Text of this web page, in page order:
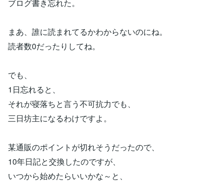
ブログ書き忘れた。
まあ、誰に読まれてるかわからないのにね。
読者数0だったりしてね。
でも、
1日忘れると、
それが寝落ちと言う不可抗力でも、
三日坊主になるわけですよ。
某通販のポイントが切れそうだったので、
10年日記と交換したのですが、
いつから始めたらいいかな～と、